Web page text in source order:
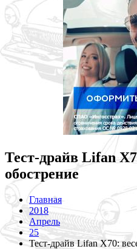
Тест-драйв Lifan
обострение
Главная
2018
Апрель
25
Тест-драйв Lifan X70: